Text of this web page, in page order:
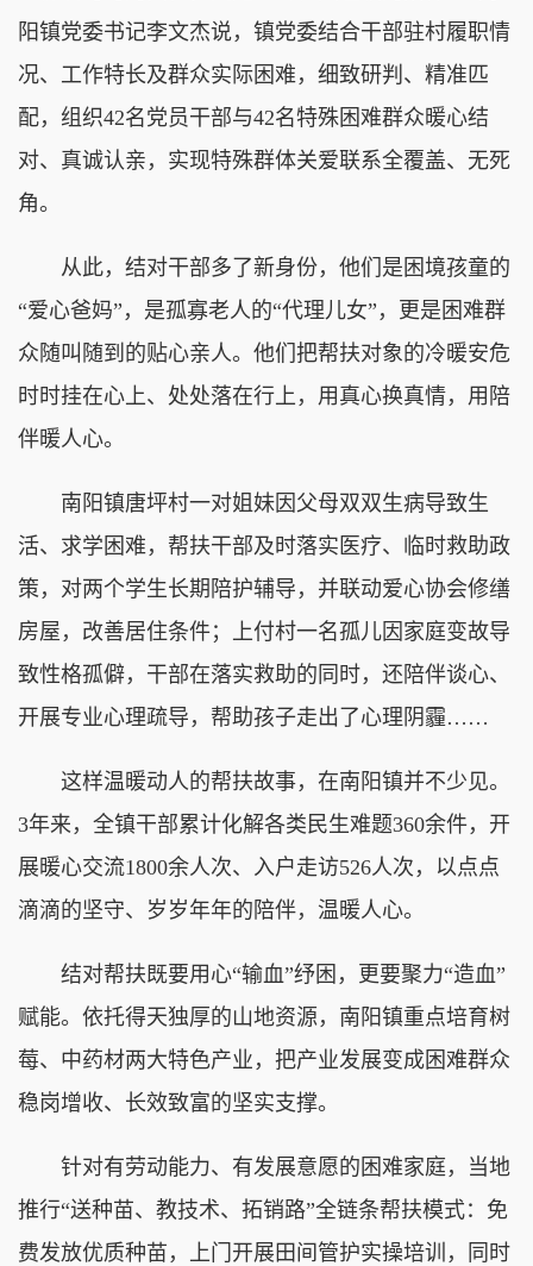
阳镇党委书记李文杰说，镇党委结合干部驻村履职情
况、工作特长及群众实际困难，细致研判、精准匹
配，组织42名党员干部与42名特殊困难群众暖心结
对、真诚认亲，实现特殊群体关爱联系全覆盖、无死
角。
从此，结对干部多了新身份，他们是困境孩童的
“爱心爸妈”，是孤寡老人的“代理儿女”，更是困难群
众随叫随到的贴心亲人。他们把帮扶对象的冷暖安危
时时挂在心上、处处落在行上，用真心换真情，用陪
伴暖人心。
南阳镇唐坪村一对姐妹因父母双双生病导致生
活、求学困难，帮扶干部及时落实医疗、临时救助政
策，对两个学生长期陪护辅导，并联动爱心协会修缮
房屋，改善居住条件；上付村一名孤儿因家庭变故导
致性格孤僻，干部在落实救助的同时，还陪伴谈心、
开展专业心理疏导，帮助孩子走出了心理阴霾……
这样温暖动人的帮扶故事，在南阳镇并不少见。
3年来，全镇干部累计化解各类民生难题360余件，开
展暖心交流1800余人次、入户走访526人次，以点点
滴滴的坚守、岁岁年年的陪伴，温暖人心。
结对帮扶既要用心“输血”纾困，更要聚力“造血”
赋能。依托得天独厚的山地资源，南阳镇重点培育树
莓、中药材两大特色产业，把产业发展变成困难群众
稳岗增收、长效致富的坚实支撑。
针对有劳动能力、有发展意愿的困难家庭，当地
推行“送种苗、教技术、拓销路”全链条帮扶模式：免
费发放优质种苗，上门开展田间管护实操培训，同时